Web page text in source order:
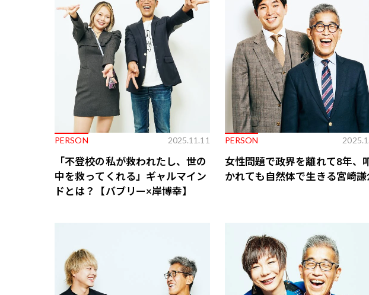
PERSON 2025.11.11
「不登校の私が救われたし、世の
中を救ってくれる」ギャルマイン
ドとは？【バブリー×岸博幸】
PERSON
女性問題で政界を離れて8年、
かれても自然体で生きる宮崎謙